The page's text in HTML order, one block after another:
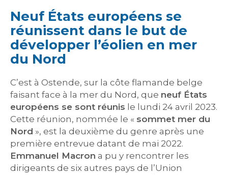
Neuf États européens se
réunissent dans le but de
développer l’éolien en mer
du Nord
C’est à Ostende, sur la côte flamande belge
faisant face à la mer du Nord, que neuf États
européens se sont réunis le lundi 24 avril 2023.
Cette réunion, nommée le « sommet mer du
Nord », est la deuxième du genre après une
première entrevue datant de mai 2022.
Emmanuel Macron a pu y rencontrer les
dirigeants de six autres pays de l’Union